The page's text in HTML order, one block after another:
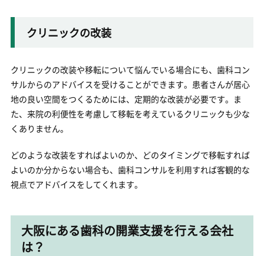
クリニックの改装
クリニックの改装や移転について悩んでいる場合にも、歯科コン
サルからのアドバイスを受けることができます。患者さんが居心
地の良い空間をつくるためには、定期的な改装が必要です。ま
た、来院の利便性を考慮して移転を考えているクリニックも少な
くありません。
どのような改装をすればよいのか、どのタイミングで移転すれば
よいのか分からない場合も、歯科コンサルを利用すれば客観的な
視点でアドバイスをしてくれます。
大阪にある歯科の開業支援を行える会社
は？